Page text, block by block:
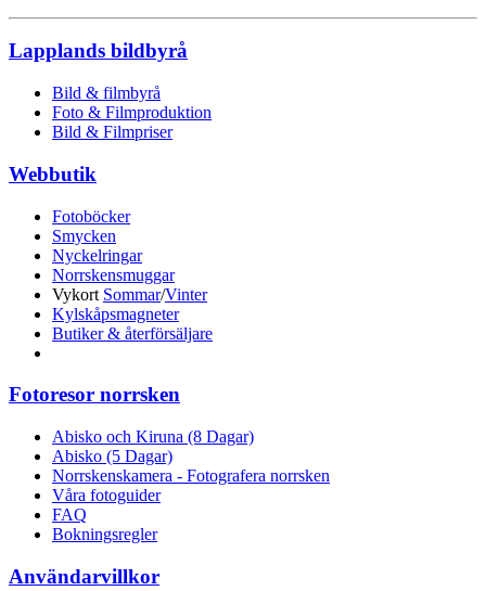
Lapplands bildbyrå
Bild & filmbyrå
Foto & Filmproduktion
Bild & Filmpriser
Webbutik
Fotoböcker
Smycken
Nyckelringar
Norrskensmuggar
Vykort Sommar/Vinter
Kylskåpsmagneter
Butiker & återförsäljare
Fotoresor norrsken
Abisko och Kiruna (8 Dagar)
Abisko (5 Dagar)
Norrskenskamera - Fotografera norrsken
Våra fotoguider
FAQ
Bokningsregler
Användarvillkor